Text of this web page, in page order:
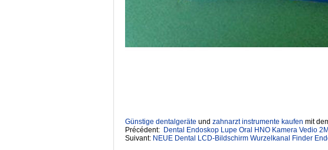
Günstige dentalgeräte ‎ und zahnarzt instrumente kaufen mit
Précédent: Dental Endoskop Lupe Oral HNO Kamera Vedio
Suivant: NEUE Dental LCD-Bildschirm Wurzelkanal Finder